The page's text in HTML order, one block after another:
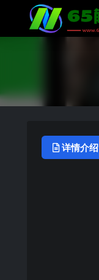
详情介绍